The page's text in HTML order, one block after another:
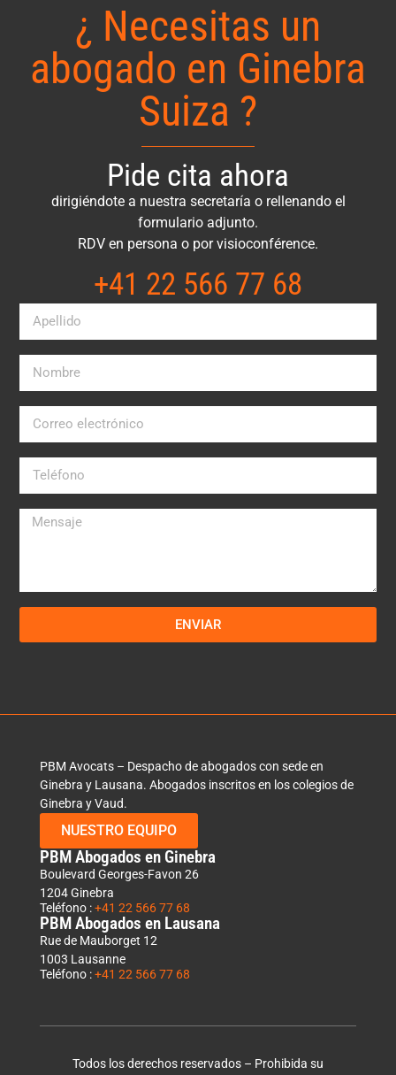
¿ Necesitas un
abogado en Ginebra
Suiza ?
Pide cita ahora
dirigiéndote a nuestra secretaría o rellenando el
formulario adjunto.
RDV en persona o por visioconférence.
+41 22 566 77 68​
ENVIAR
PBM Avocats – Despacho de abogados con sede en
Ginebra y Lausana. Abogados inscritos en los colegios de
Ginebra y Vaud.
NUESTRO EQUIPO
PBM Abogados en Ginebra
Boulevard Georges-Favon 26
1204 Ginebra
Teléfono :+41 22 566 77 68
PBM Abogados en Lausana
Rue de Mauborget 12
1003 Lausanne
Teléfono :+41 22 566 77 68
Todos los derechos reservados – Prohibida su